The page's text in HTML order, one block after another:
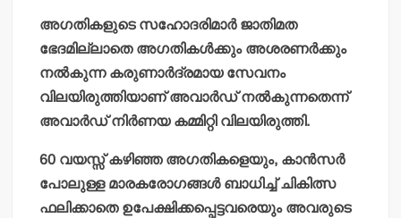
അഗതികളുടെ സഹോദരിമാര്‍ ജാതിമത
ഭേദമില്ലാതെ അഗതികള്‍ക്കും അശരണര്‍ക്കും
നല്‍കുന്ന കരുണാര്‍ദ്രമായ സേവനം
വിലയിരുത്തിയാണ് അവാര്‍ഡ് നല്‍കുന്നതെന്ന്
അവാര്‍ഡ് നിര്‍ണയ കമ്മിറ്റി വിലയിരുത്തി.
60 വയസ്സ് കഴിഞ്ഞ അഗതികളെയും, കാന്‍സര്‍
പോലുള്ള മാരകരോഗങ്ങള്‍ ബാധിച്ച് ചികിത്സ
ഫലിക്കാതെ ഉപേക്ഷിക്കപ്പെട്ടവരെയും അവരുടെ